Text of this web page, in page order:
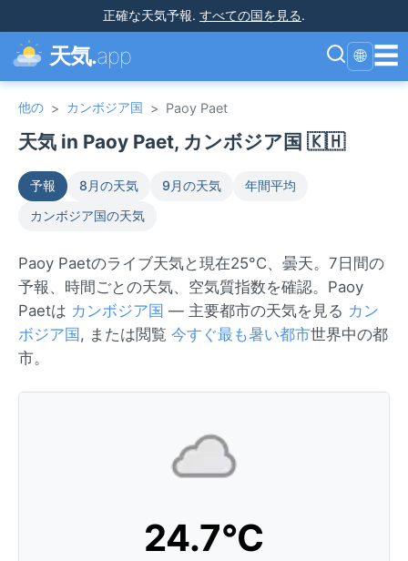
正確な天気予報. すべての国を見る.
天気.app 🌐 ☰
他の > カンボジア国 > Paoy Paet
天気 in Paoy Paet, カンボジア国 🇰🇭
予報 8月の天気 9月の天気
年間平均
カンボジア国の天気
Paoy Paetのライブ天気と現在25°C、曇天。7日間の
予報、時間ごとの天気、空気質指数を確認。Paoy
Paetは カンボジア国 — 主要都市の天気を見る カン
ボジア国 , または閲覧 今すぐ最も暑い都市世界中の都
市。
24.7°C